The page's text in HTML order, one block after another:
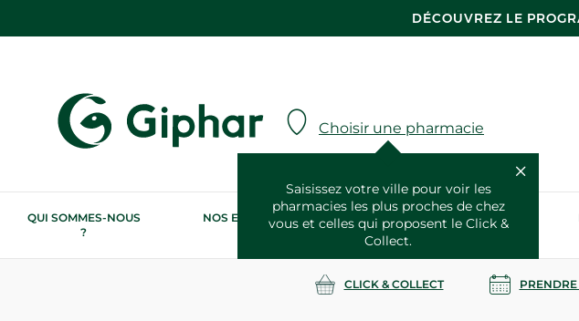
DÉCOUVREZ LE
Choisir une pharmacie
Saisissez votre ville pour voir les
pharmacies les plus proches de chez
vous et celles qui proposent le Click &
Collect.
QUI SOMMES-NOUS
?
NOS ENGAGEMENTS
RSE
NOS SERVICES
SANTÉ
CLICK & COLLECT